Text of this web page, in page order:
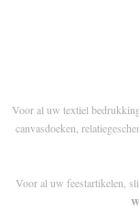
Voor al uw textiel
canvasdoeken,
Voor al uw feestartikelen,